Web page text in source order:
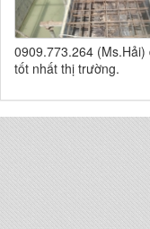
0909.773.264
tốt nhất thị trường.